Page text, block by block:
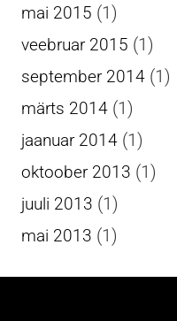
mai 2015 (1)
veebruar 2015 (1)
september 2014 (1)
märts 2014 (1)
jaanuar 2014 (1)
oktoober 2013 (1)
juuli 2013 (1)
mai 2013 (1)